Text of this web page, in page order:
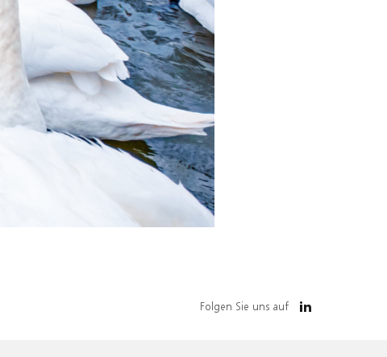
Folgen Sie uns auf